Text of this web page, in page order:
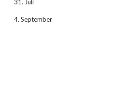
31. Juli
4. September